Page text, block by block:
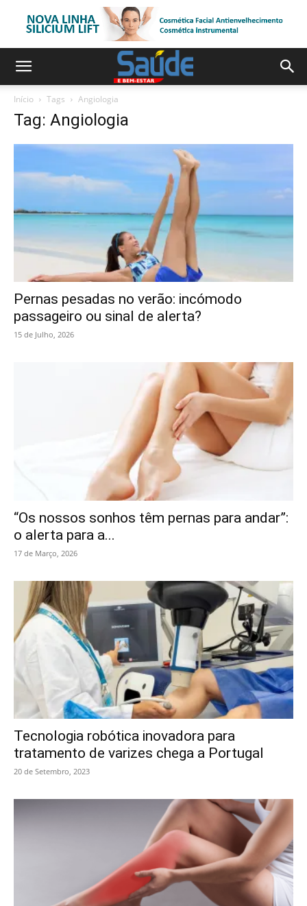
Início Tags Angiologia
Tag: Angiologia
Pernas pesadas no verão: incómodo
passageiro ou sinal de alerta?
15 de Julho, 2026
“Os nossos sonhos têm pernas para andar”:
o alerta para a...
17 de Março, 2026
Tecnologia robótica inovadora para
tratamento de varizes chega a Portugal
20 de Setembro, 2023